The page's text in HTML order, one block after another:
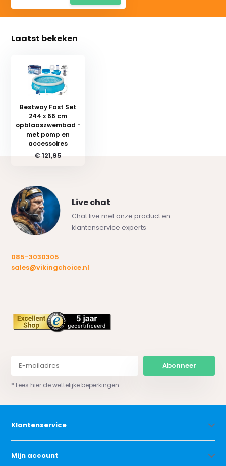
Laatst bekeken
Bestway Fast Set
244 x 66 cm
opblaaszwembad -
met pomp en
accessoires
€ 121,95
Live chat
Chat live met onze product en
klantenservice experts
085-3030305
sales@vikingchoice.nl
Abonneer
* Lees hier de wettelijke beperkingen
Klantenservice
Mijn account